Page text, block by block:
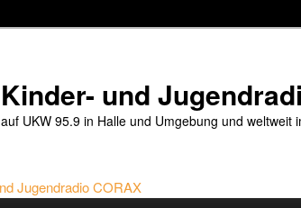
Kinder- und
auf UKW 95.9 in Halle und Umgebung und weltweit